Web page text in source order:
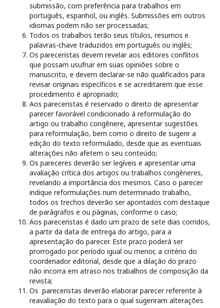
submissão, com preferência para trabalhos em
português, espanhol, ou inglês. Submissões em outros
idiomas podem não ser processadas;
Todos os trabalhos terão seus títulos, resumos e
palavras-chave traduzidos em português ou inglês;
Os pareceristas devem revelar aos editores conflitos
que possam usufruir em suas opiniões sobre o
manuscrito, e devem declarar-se não qualificados para
revisar originais específicos e se acreditarem que esse
procedimento é apropriado;
Aos pareceristas é reservado o direito de apresentar
parecer favorável condicionado à reformulação do
artigo ou trabalho congênere, apresentar sugestões
para reformulação, bem como o direito de sugerir a
edição do texto reformulado, desde que as eventuais
alterações não afetem o seu conteúdo;
Os pareceres deverão ser legíveis e apresentar uma
avaliação crítica dos artigos ou trabalhos congêneres,
revelando a importância dos mesmos. Caso o parecer
indique reformulações num determinado trabalho,
todos os trechos deverão ser apontados com destaque
de parágrafos e ou páginas, conforme o caso;
Aos pareceristas é dado um prazo de sete dias corridos,
a partir da data de entrega do artigo, para a
apresentação do parecer. Este prazo poderá ser
prorrogado por período igual ou menor, a critério do
coordenador editorial, desde que a dilação do prazo
não incorra em atraso nos trabalhos de composição da
revista;
Os pareceristas deverão elaborar parecer referente à
reavaliação do texto para o qual sugeriram alterações